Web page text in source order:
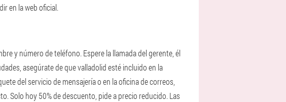
en la web oficial.
y número de teléfono. Espere la llamada del gerente, él
asegúrate de que valladolid esté incluido en la
del servicio de mensajería o en la oficina de correos,
Solo hoy 50% de descuento, pide a precio reducido. Las